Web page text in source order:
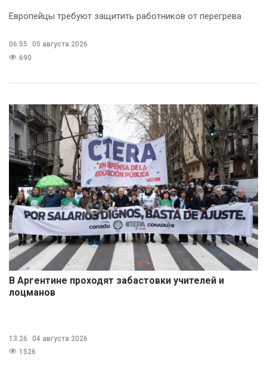
Европейцы требуют защитить работников от перегрева
06:55
05 августа 2026
690
В Аргентине проходят забастовки учителей и
лоцманов
13:26
04 августа 2026
1526